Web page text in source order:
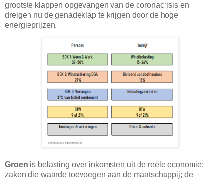
grootste klappen opgevangen van de coronacrisis en
dreigen nu de genadeklap te krijgen door de hoge
energieprijzen.
Groen is belasting over inkomsten uit de reële economie;
zaken die waarde toevoegen aan de maatschappij; de